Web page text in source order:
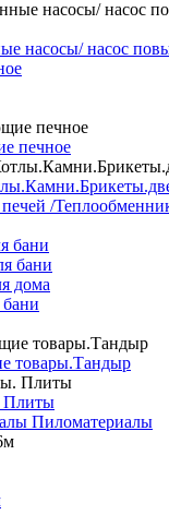
насосы/ насос
печное
/
бани
бани
дома
товары.Тандыр
Плиты
Пиломатериалы